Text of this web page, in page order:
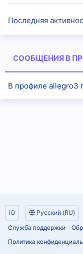
Последняя
СООБЩЕНИЯ В
В профиле allegro3
iO
Русский (RU)
Служба поддержки
Политика